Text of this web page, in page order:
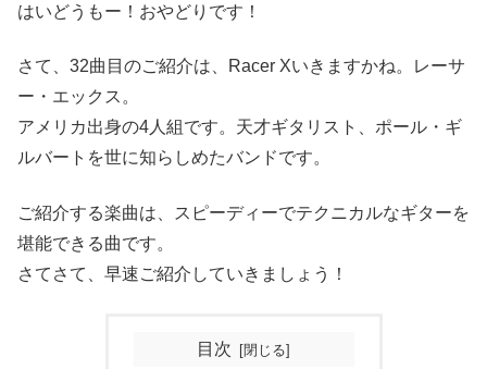
はいどうもー！おやどりです！
さて、32曲目のご紹介は、Racer Xいきますかね。レーサ
ー・エックス。
アメリカ出身の4人組です。天才ギタリスト、ポール・ギ
ルバートを世に知らしめたバンドです。
ご紹介する楽曲は、スピーディーでテクニカルなギターを
堪能できる曲です。
さてさて、早速ご紹介していきましょう！
目次